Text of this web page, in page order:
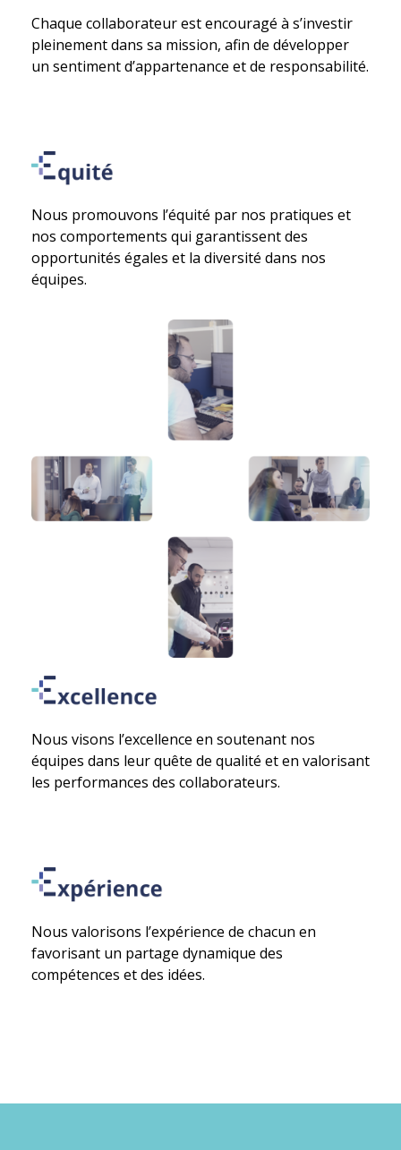
Chaque collaborateur est encouragé à s’investir
pleinement dans sa mission, afin de développer
un sentiment d’appartenance et de responsabilité.
Nous promouvons l’équité par nos pratiques et
nos comportements qui garantissent des
opportunités égales et la diversité dans nos
équipes.
Nous visons l’excellence en soutenant nos
équipes dans leur quête de qualité et en valorisant
les performances des collaborateurs.
Nous valorisons l’expérience de chacun en
favorisant un partage dynamique des
compétences et des idées.